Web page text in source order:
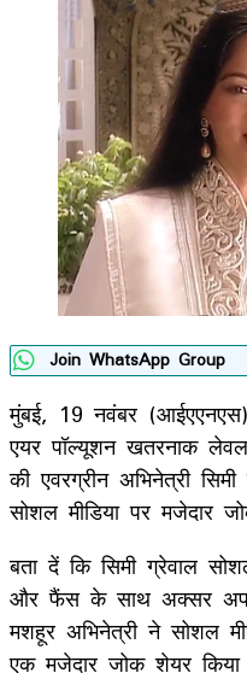
Join WhatsApp Group
मुंबई, 19 नवंबर
एयर पॉल्यूशन खतरनाक
की एवरग्रीन अभिनेत्री
सोशल मीडिया पर मजेदार
बता दें कि सिमी ग्रेवाल
और फैंस के साथ अक्सर
मशहूर अभिनेत्री ने सोशल
एक मजेदार जोक शेयर